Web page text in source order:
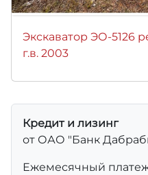
Экскаватор ЭО-5126
г.в. 2003
Кредит и лизинг
от ОАО "Банк
Ежемесячный